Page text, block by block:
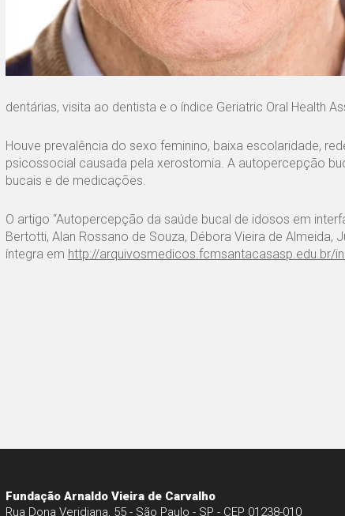
dentárias, visita ao dentista e o índice Geriatric Oral Health
Houve prevalência do sexo feminino, baixa escolaridade,
psicossocial causada pela xerostomia. A autopercepção
bucais e de medicações.
O artigo “Autopercepção da saúde bucal de idosos em
Bertotti, Alan Rossano de Souza, Débora Vieira de Almeida,
íntegra em http://arquivosmedicos.fcmsantacasasp.edu.br/
Fundação Arnaldo Vieira de Carvalho
Rua Dona Veridiana, 55 - São Paulo - SP - CEP 01238-010